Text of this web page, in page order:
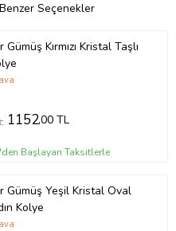
Seçenekler
Kırmızı Kristal Taşlı
1152,00 TL
Başlayan Taksitlerle
Gümüş Yeşil Kristal Oval
Kolye